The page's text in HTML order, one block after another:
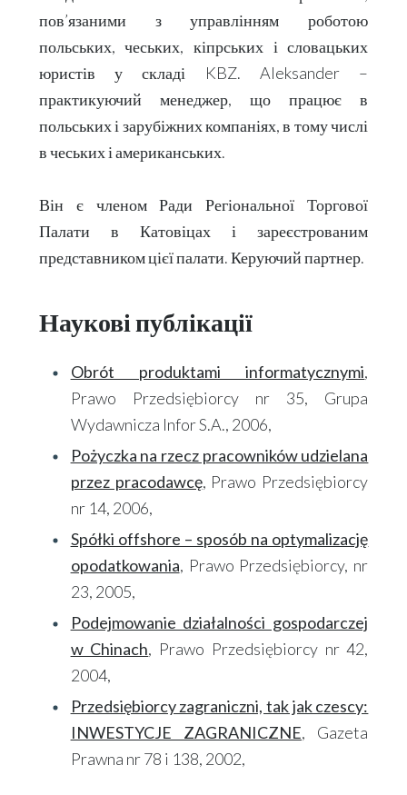
пов’язаними з управлінням роботою
польських, чеських, кіпрських і словацьких
юристів у складі
KBZ.Aleksander –
практикуючий менеджер, що працює в
польських і зарубіжних компаніях, в тому числі
в чеських і американських.
Він є членом Ради Регіональної Торгової
Палати в Катовіцах і зареєстрованим
представником цієї палати. Керуючий партнер.
Науковіпублікації
Obrót produktami informatycznymi,
Prawo Przedsiębiorcy nr 35, Grupa
Wydawnicza Infor S.A., 2006,
Pożyczka na rzecz pracowników udzielana
przez pracodawcę, Prawo Przedsiębiorcy
nr 14, 2006,
Spółki offshore – sposób na optymalizację
opodatkowania, Prawo Przedsiębiorcy, nr
23, 2005,
Podejmowanie działalności gospodarczej
w Chinach, Prawo Przedsiębiorcy nr 42,
2004,
Przedsiębiorcy zagraniczni, tak jak czescy:
INWESTYCJE ZAGRANICZNE, Gazeta
Prawna nr 78 i 138, 2002,